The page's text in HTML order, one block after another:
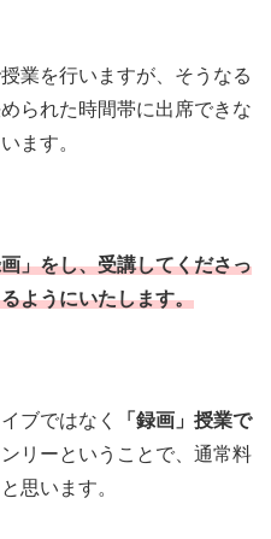
業を行いますが、そうなる
られた時間帯に出席できな
ます。
」をし、受講してくださっ
ようにいたします。
ブではなく
「録画」授業で
リーということで、通常料
思います。